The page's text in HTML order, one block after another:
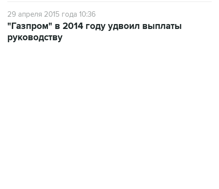
29 апреля 2015 года 10:36
"Газпром" в 2014 году удвоил выплаты
руководству